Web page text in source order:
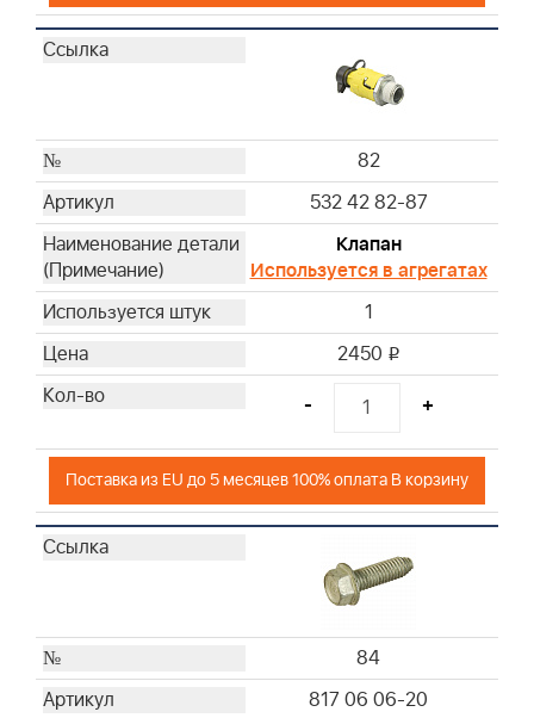
82
532 42 82-87
Клапан
Используется в агрегатах
1
2450 i
- +
Поставка из EU до 5 месяцев 100% оплата В корзину
84
817 06 06-20